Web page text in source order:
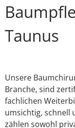
Taunus
Unsere
Branche, sind
fachlichen
umsichtig, schnell
zählen sowohl